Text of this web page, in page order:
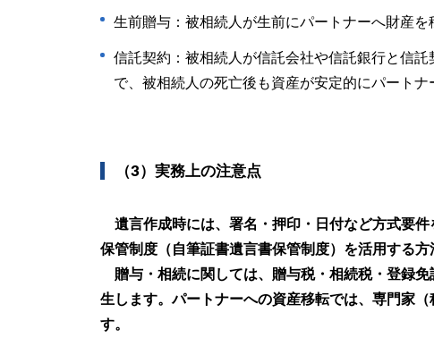
生前贈与：被相続人が生前にパートナーへ財産
信託契約：被相続人が信託会社や信託銀行と信
で、被相続人の死亡後も資産が安定的にパート
（3）実務上の注意点
遺言作成時には、署名・押印・日付など方式要
保管制度（自筆証書遺言書保管制度）を活用する方
贈与・相続に関しては、贈与税・相続税・登録
生します。パートナーへの資産移転では、専門家
す。